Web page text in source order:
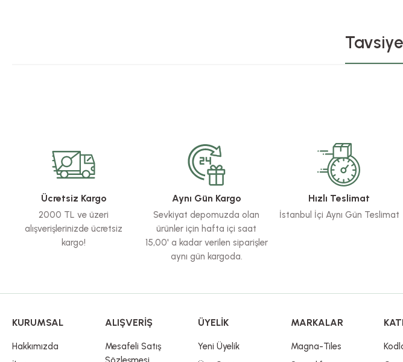
Bu ürüne ilk
4.499,91 TL 12.999,90 TL
Stokta Yok
Ücretsiz Kargo
2000 TL ve üzeri
alışverişlerinizde ücretsiz
kargo!
Aynı Gün Kargo
Sevkiyat depomuzda olan
ürünler için hafta içi saat
15,00' a kadar verilen siparişler
aynı gün kargoda.
Hızlı Teslimat
İstanbul İçi Aynı Gün Teslimat
KURUMSAL
Hakkımızda
ALIŞVERİŞ
Mesafeli Satış
ÜYELİK
Yeni Üyelik
MARKALAR
Magna-Tiles